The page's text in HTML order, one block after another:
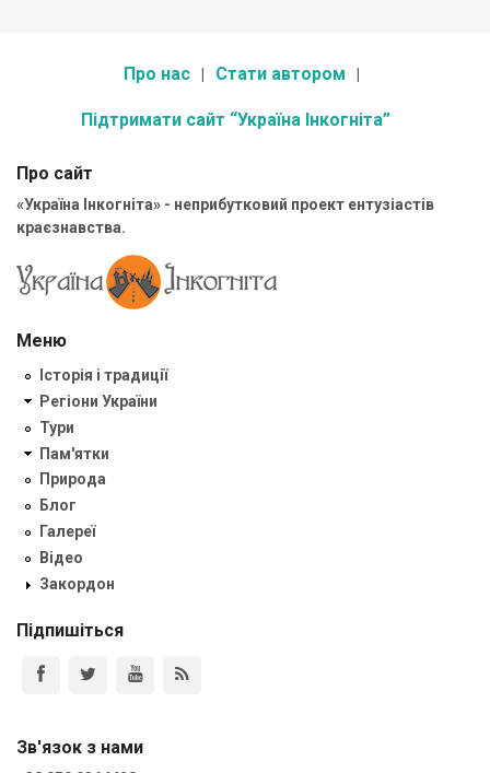
Про нас Стати автором
Підтримати сайт “Україна Інкогніта”
Про сайт
«Україна Інкогніта» - неприбутковий проект ентузіастів
краєзнавства.
Меню
Історія і традиції
Регіони України
Тури
Пам'ятки
Природа
Блог
Галереї
Відео
Закордон
Підпишіться
Зв'язок з нами